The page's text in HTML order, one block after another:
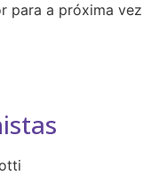
para a próxima vez